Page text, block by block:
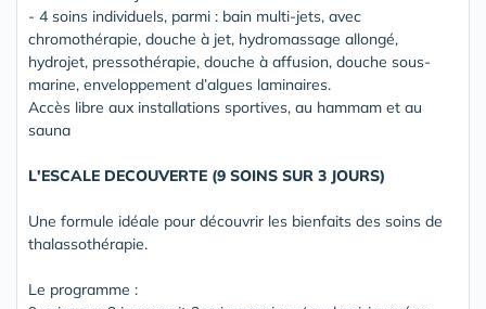
- 4 soins individuels, parmi : bain multi-jets, avec
chromothérapie, douche à jet, hydromassage allongé,
hydrojet, pressothérapie, douche à affusion, douche sous-
marine, enveloppement d’algues laminaires.
Accès libre aux installations sportives, au hammam et au
sauna
L'ESCALE DECOUVERTE (9 SOINS SUR 3 JOURS)
Une formule idéale pour découvrir les bienfaits des soins de
thalassothérapie.
Le programme :